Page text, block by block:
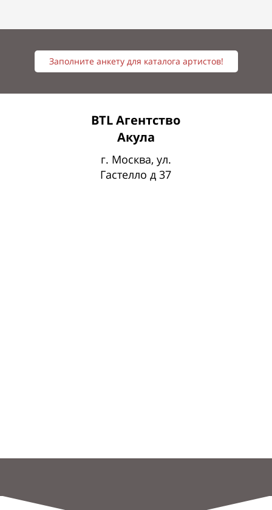
Заполните анкету для каталога артистов!
BTL Агентство
Акула
г. Москва, ул.
Гастелло д 37